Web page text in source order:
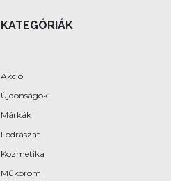
KATEGÓRIÁK
Akció
Újdonságok
Márkák
Fodrászat
Kozmetika
Műköröm